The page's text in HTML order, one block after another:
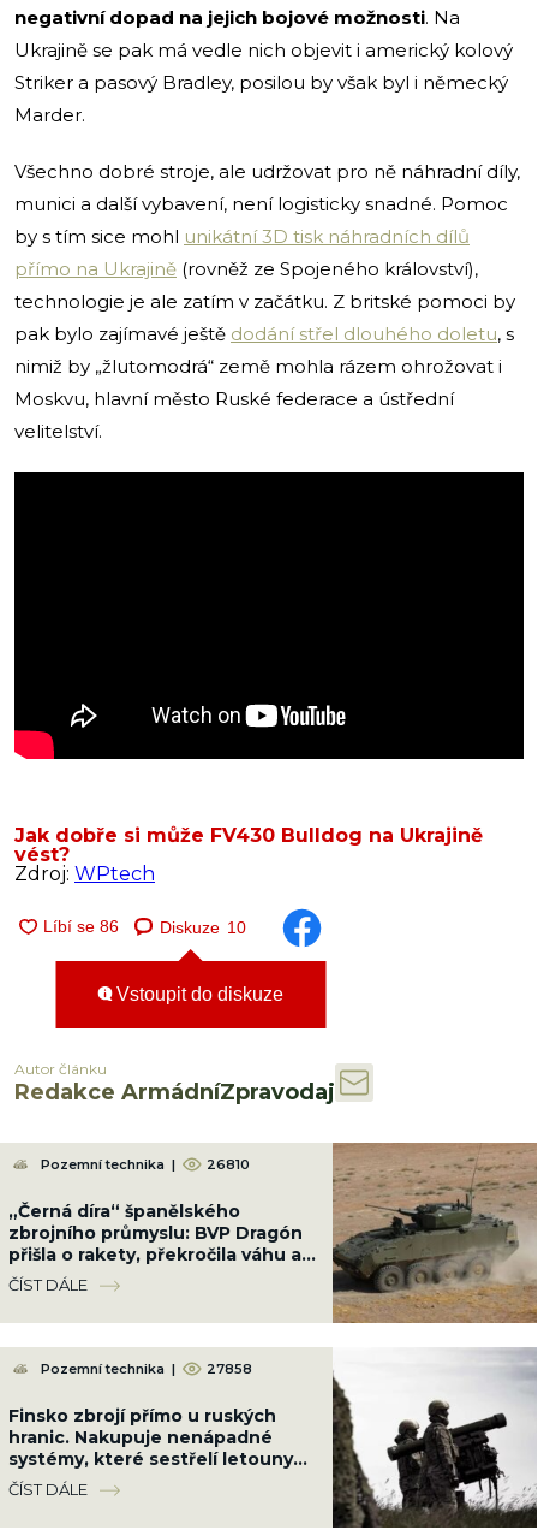
negativní dopad na jejich bojové možnosti. Na
Ukrajině se pak má vedle nich objevit i americký kolový
Striker a pasový Bradley, posilou by však byl i německý
Marder.
Všechno dobré stroje, ale udržovat pro ně náhradní díly,
munici a další vybavení, není logisticky snadné. Pomoc
by s tím sice mohl unikátní 3D tisk náhradních dílů
přímo na Ukrajině (rovněž ze Spojeného království),
technologie je ale zatím v začátku. Z britské pomoci by
pak bylo zajímavé ještě dodání střel dlouhého doletu, s
nimiž by „žlutomodrá“ země mohla rázem ohrožovat i
Moskvu, hlavní město Ruské federace a ústřední
velitelství.
Jak dobře si může FV430 Bulldog na Ukrajině
vést?
Zdroj: WPtech
Diskuze 10
Vstoupit do diskuze
Autor článku
Redakce ArmádníZpravodaj
Pozemní technika | 26810
„Černá díra“ španělského
zbrojního průmyslu: BVP Dragón
přišla o rakety, překročila váhu a
spolkla přes 10 miliard Kč
ČÍST DÁLE
Pozemní technika | 27858
Finsko zbrojí přímo u ruských
hranic. Nakupuje nenápadné
systémy, které sestřelí letouny
na 9 km a váží jen 87 kg
ČÍST DÁLE